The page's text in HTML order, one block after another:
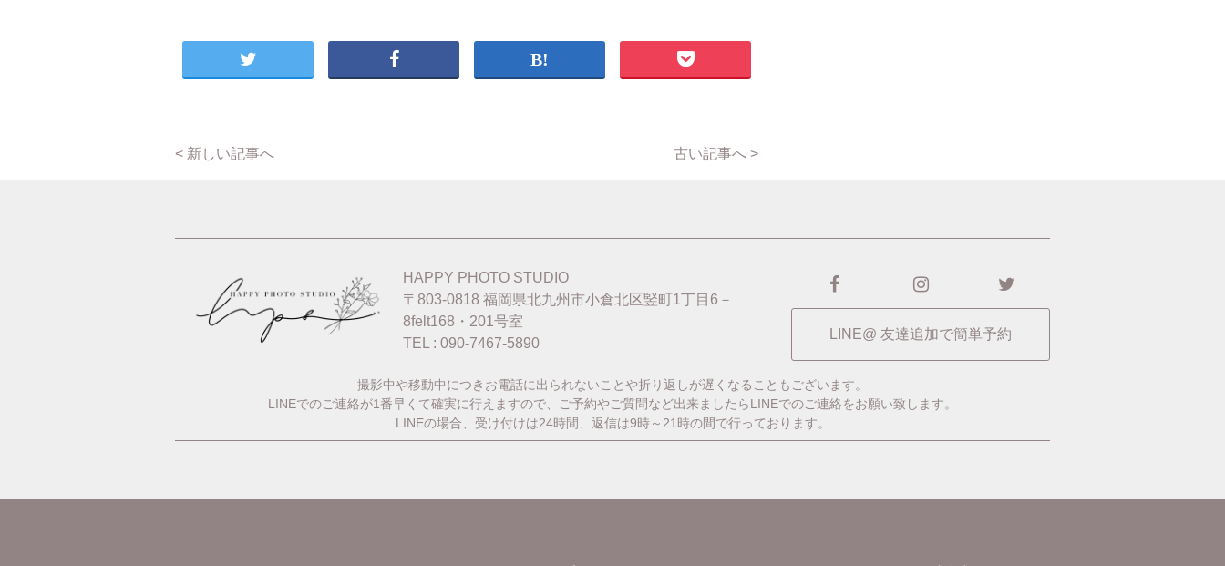
< 新しい記事へ 古い記事へ >
HAPPY PHOTO STUDIO
〒803-0818 福岡県北九州市小倉北区竪町1丁目6－
8felt168・201号室
TEL : 090-7467-5890
LINE@ 友達追加で簡単予約
撮影中や移動中につきお電話に出られないことや折り返しが遅くなることもございます。
LINEでのご連絡が1番早くて確実に行えますので、ご予約やご質問など出来ましたらLINEでのご連絡をお願い致します。
LINEの場合、受け付けは24時間、返信は9時～21時の間で行っております。